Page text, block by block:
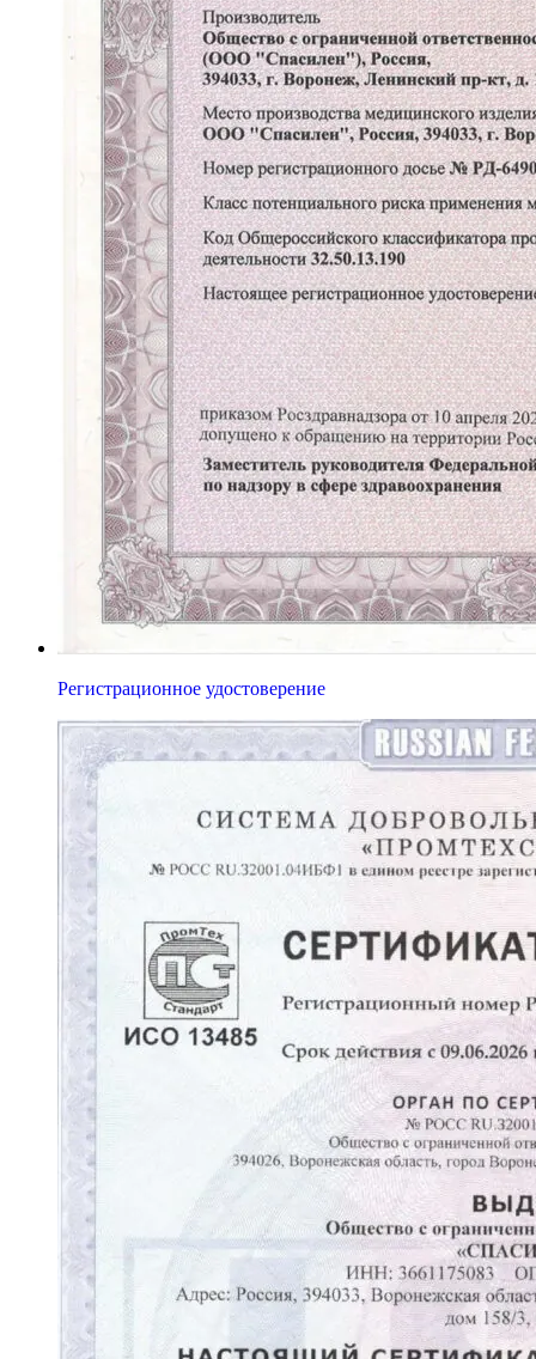
Регистрационное удостоверение